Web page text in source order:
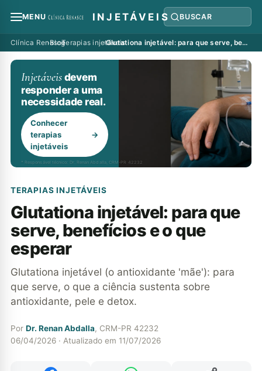
MENU INJETÁVEIS BUSCAR
Clínica Renasce
›Blog
›Terapias injetáveis
› Glutationa injetável: para que serve, benefícios e o que esperar
Injetáveisdevem
responder a uma
necessidade real.
Conhecer
terapias
injetáveis
→
* Responsável técnico: Dr. Renan Abdalla, CRM-PR 42232
TERAPIAS INJETÁVEIS
Glutationa injetável: para que
serve, benefícios e o que
esperar
Glutationa injetável (o antioxidante 'mãe'): para
que serve, o que a ciência sustenta sobre
antioxidante, pele e detox.
Por Dr. Renan Abdalla, CRM-PR 42232
06/04/2026 · Atualizado em 11/07/2026